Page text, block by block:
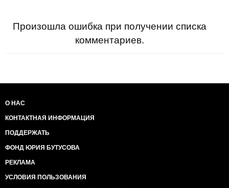
Произошла ошибка при получении списка
комментариев.
О НАС
КОНТАКТНАЯ ИНФОРМАЦИЯ
ПОДДЕРЖАТЬ
ФОНД ЮРИЯ БУТУСОВА
РЕКЛАМА
УСЛОВИЯ ПОЛЬЗОВАНИЯ